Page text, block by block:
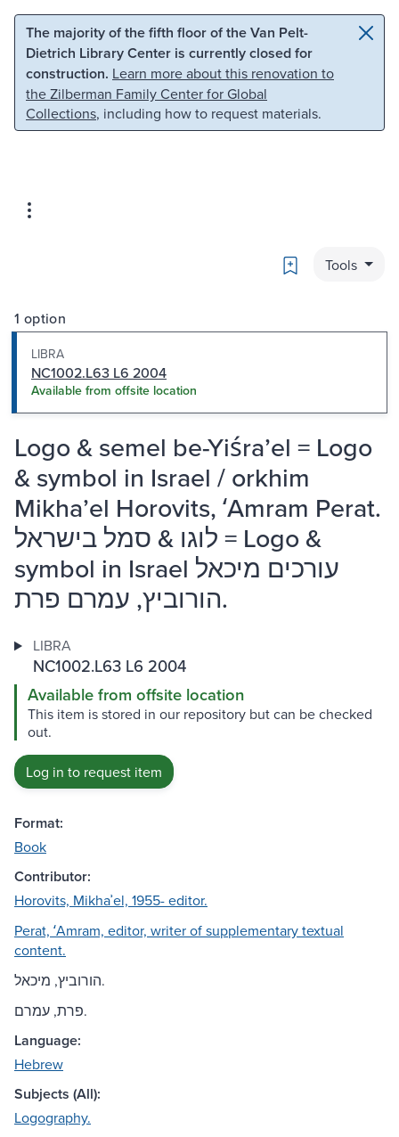
Skip to main content Skip to search
The majority of the fifth floor of the Van Pelt-
Dietrich Library Center is currently closed for
construction. Learn more about this renovation to
the Zilberman Family Center for Global
Collections, including how to request materials.
Bookmark
Tools
1 option
LIBRA
NC1002.L63 L6 2004
Available from offsite location
Logo & semel be-Yiśraʼel = Logo
& symbol in Israel / orkhim
Mikhaʼel Horovits, ʻAmram Perat.
‏לוגו & סמל בישראל = Logo &
symbol in Israel עורכים מיכאל
הורוביץ, עמרם פרת.
LIBRA
NC1002.L63 L6 2004
Available from offsite location
This item is stored in our repository but can be checked
out.
Log in to request item
Format:
Book
Contributor:
Horovits, Mikhaʾel, 1955- editor.
Perat, ʻAmram, editor, writer of supplementary textual
content.
הורוביץ, מיכאל.
פרת, עמרם.
Language:
Hebrew
Subjects (All):
Logography.